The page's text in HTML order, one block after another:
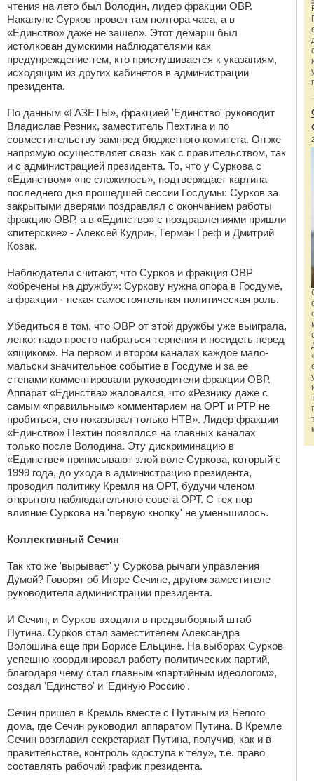
чтения на лето был Володин, лидер фракции ОВР.
Накануне Сурков провел там полтора часа, а в
«Единство» даже не зашел». Этот демарш был
истолкован думскими наблюдателями как
предупреждение тем, кто прислушивается к указаниям,
исходящим из других кабинетов в администрации
президента.
По данным «ГАЗЕТЫ», фракцией 'Единство' руководит
Владислав Резник, заместитель Пехтина и по
совместительству зампред бюджетного комитета. Он же
напрямую осуществляет связь как с правительством, так
и с администрацией президента. То, что у Суркова с
«Единством» «не сложилось», подтверждает картина
последнего дня прошедшей сессии Госдумы: Сурков за
закрытыми дверями поздравлял с окончанием работы
фракцию ОВР, а в «Единство» с поздравлениями пришли
«питерские» - Алексей Кудрин, Герман Греф и Дмитрий
Козак.
Наблюдатели считают, что Сурков и фракция ОВР
«обречены на дружбу»: Суркову нужна опора в Госдуме,
а фракции - некая самостоятельная политическая роль.
Убедиться в том, что ОВР от этой дружбы уже выиграла,
легко: надо просто набраться терпения и посидеть перед
«ящиком». На первом и втором каналах каждое мало-
мальски значительное событие в Госдуме и за ее
стенами комментировали руководители фракции ОВР.
Аппарат «Единства» жаловался, что «Резнику даже с
самым «правильным» комментарием на ОРТ и РТР не
пробиться, его показывал только НТВ». Лидер фракции
«Единство» Пехтин появлялся на главных каналах
только после Володина. Эту дискриминацию в
«Единстве» приписывают злой воле Суркова, который с
1999 года, до ухода в администрацию президента,
проводил политику Кремля на ОРТ, будучи членом
открытого наблюдательного совета ОРТ. С тех пор
влияние Суркова на 'первую кнопку' не уменьшилось.
Коллективный Сечин
Так кто же 'вырывает' у Суркова рычаги управления
Думой? Говорят об Игоре Сечине, другом заместителе
руководителя администрации президента.
И Сечин, и Сурков входили в предвыборный штаб
Путина. Сурков стал заместителем Александра
Волошина еще при Борисе Ельцине. На выборах Сурков
успешно координировал работу политических партий,
благодаря чему стал главным «партийным идеологом»,
создал 'Единство' и 'Единую Россию'.
Сечин пришел в Кремль вместе с Путиным из Белого
дома, где Сечин руководил аппаратом Путина. В Кремле
Сечин возглавил секретариат Путина, получив, как и в
правительстве, контроль «доступа к телу», т.е. право
составлять рабочий график президента.